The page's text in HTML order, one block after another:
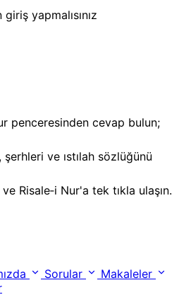
yapmalısınız
penceresinden cevap bulun;
şerhleri ve ıstılah sözlüğünü
Risale‑i Nur'a tek tıkla ulaşın.
HesabıHesabı
Sorular
Makaleler